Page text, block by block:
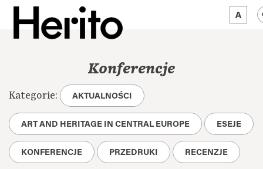
O NAS
JĘZYK: PL
Konferencje
Kategorie: AKTUALNOŚCI
ART AND HERITAGE IN CENTRAL EUROPE ESEJE
KONFERENCJE PRZEDRUKI RECENZJE